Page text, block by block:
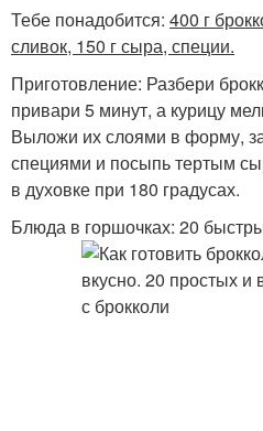
Тебе понадобится: 400 г
сливок, 150 г сыра, специи.
Приготовление: Разбери
привари 5 минут, а курицу
Выложи их слоями в форму,
специями и посыпь тертым
в духовке при 180 градусах.
Блюда в горшочках: 20